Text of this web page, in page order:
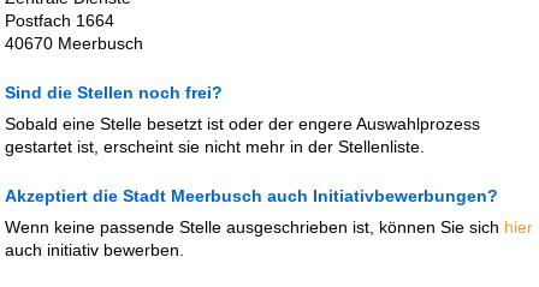
Postfach 1664
40670 Meerbusch
Sind die Stellen noch frei?
Sobald eine Stelle besetzt ist oder der engere Auswahlprozess
gestartet ist, erscheint sie nicht mehr in der Stellenliste.
Akzeptiert die Stadt Meerbusch auch Initiativbewerbungen?
Wenn keine passende Stelle ausgeschrieben ist, können Sie sich hier
auch initiativ bewerben.